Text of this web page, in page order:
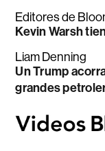
Editores de
Kevin Warsh
Liam Denning
Un Trump
grandes